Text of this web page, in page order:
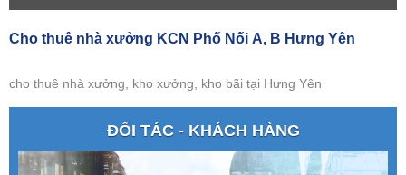
Cho thuê nhà xưởng KCN Phố Nối A, B Hưng Yên
cho thuê nhà xưởng, kho xưởng, kho bãi tại Hưng Yên
ĐỐI TÁC - KHÁCH HÀNG